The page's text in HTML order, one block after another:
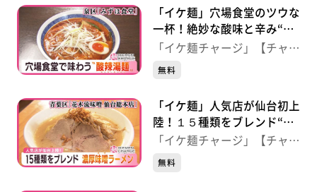
「イケ麺」穴場食堂のツウな
一杯！絶妙な酸味と辛み“サ
ンラータンメン” 【みずほ
「イケ麺チャージ」【チャー
ジ！】
無料
「イケ麺」人気店が仙台初上
陸！１５種類をブレンド“濃
厚味噌ラーメン” 【花木流
青葉区）
「イケ麺チャージ」【チャー
ジ！】
無料